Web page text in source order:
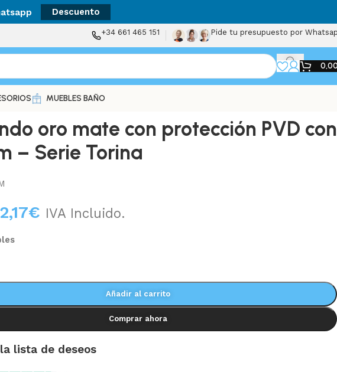
Descuento
+34 661 465 151 Pide tu presupuesto por
MUEBLES BAÑO
oro mate con protección PVD con
– Serie Torina
€ IVA Incluido.
Añadir al carrito
Comprar ahora
lista de deseos